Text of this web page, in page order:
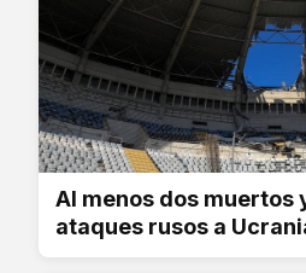
Al menos dos muertos
ataques rusos a